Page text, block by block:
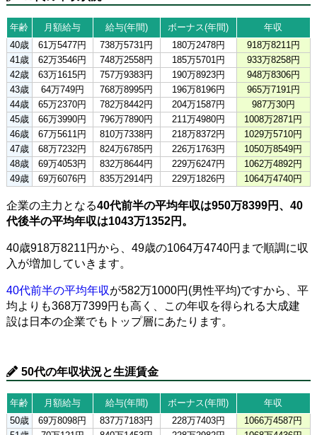
年齢 月額給与 給与(年間) ボーナス(年間)
年収
40歳
61万5477円 738万5731円 180万2478円
918万8211円
41歳
62万3546円 748万2558円 185万5701円
933万8258円
42歳
63万1615円 757万9383円 190万8923円
948万8306円
43歳
64万749円 768万8995円 196万8196円
965万7191円
44歳
65万2370円 782万8442円 204万1587円
987万30円
45歳
66万3990円 796万7890円 211万4980円
1008万2871円
46歳
67万5611円 810万7338円 218万8372円
1029万5710円
47歳
68万7232円 824万6785円 226万1763円
1050万8549円
48歳
69万4053円 832万8644円 229万6247円
1062万4892円
49歳
69万6076円 835万2914円 229万1826円 1064万4740円
企業の主力となる40代前半の平均年収は950万8399円、40
代後半の平均年収は1043万1352円。
40歳918万8211円から、49歳の1064万4740円まで順調に収
入が増加していきます。
40代前半の平均年収が582万1000円(男性平均)ですから、平
均よりも368万7399円も高く、この年収を得られる大成建
設は日本の企業でもトップ層にあたります。
50代の年収状況と生涯賃金
年齢 月額給与 給与(年間) ボーナス(年間)
年収
50歳
69万8098円 837万7183円 228万7403円
1066万4587円